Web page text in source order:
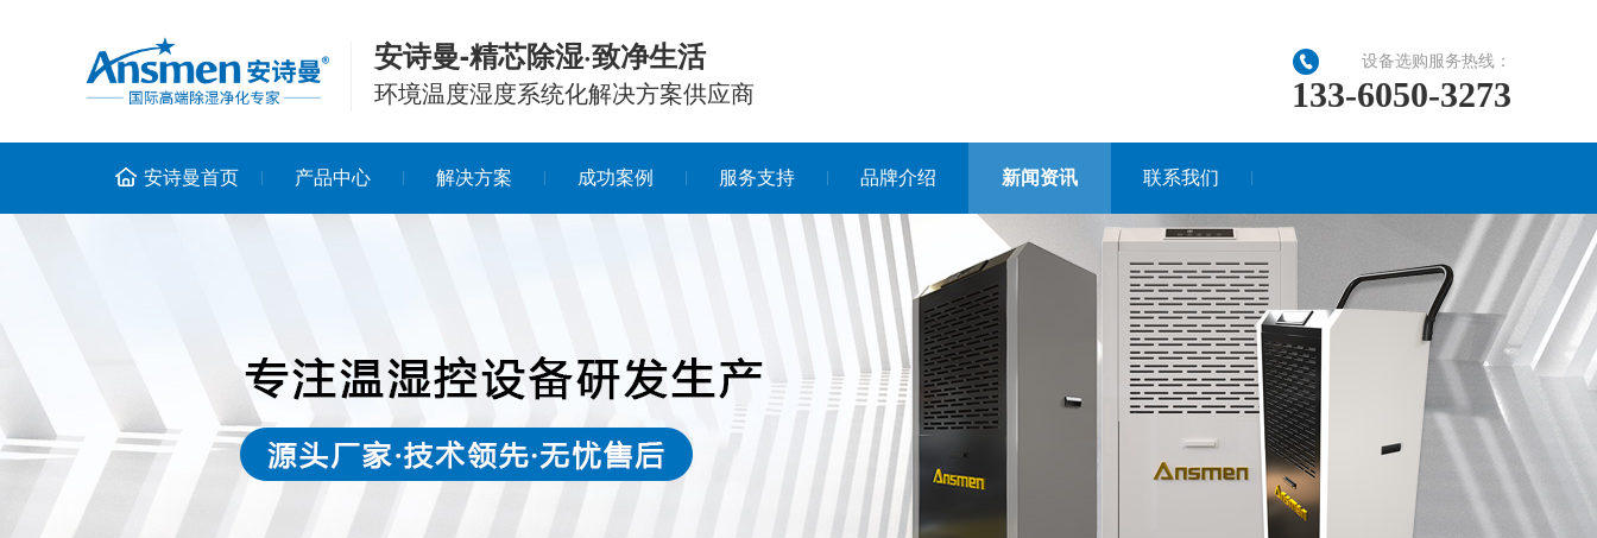
安诗曼-精芯除湿·致净生活
环境温度湿度系统化解决方案供应商
设备选购服务热线：
133-6050-3273
安诗曼首页 产品中心 解决方案 成功案例 服务支持 品牌介绍 新闻资讯 联系我们